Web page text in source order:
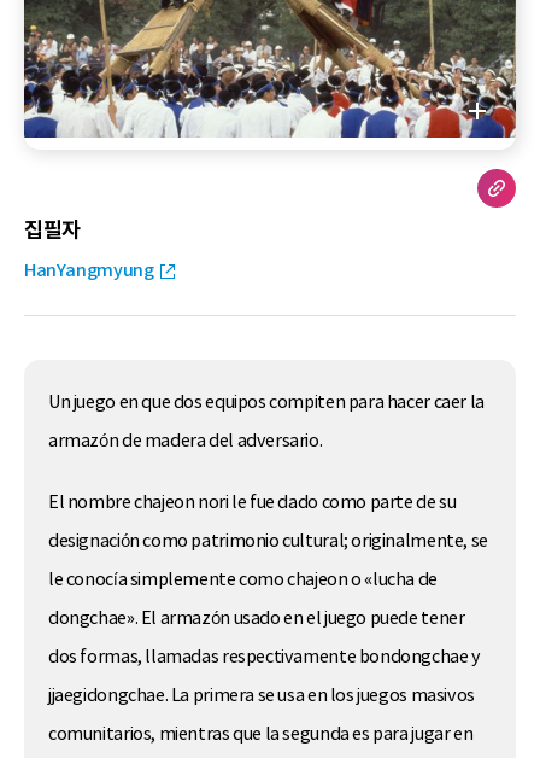
집필자
HanYangmyung
Un juego en que dos equipos compiten para hacer caer la
armazón de madera del adversario.
El nombre chajeon nori le fue dado como parte de su
designación como patrimonio cultural; originalmente, se
le conocía simplemente como chajeon o «lucha de
dongchae». El armazón usado en el juego puede tener
dos formas, llamadas respectivamente bondongchae y
jjaegidongchae. La primera se usa en los juegos masivos
comunitarios, mientras que la segunda es para jugar en